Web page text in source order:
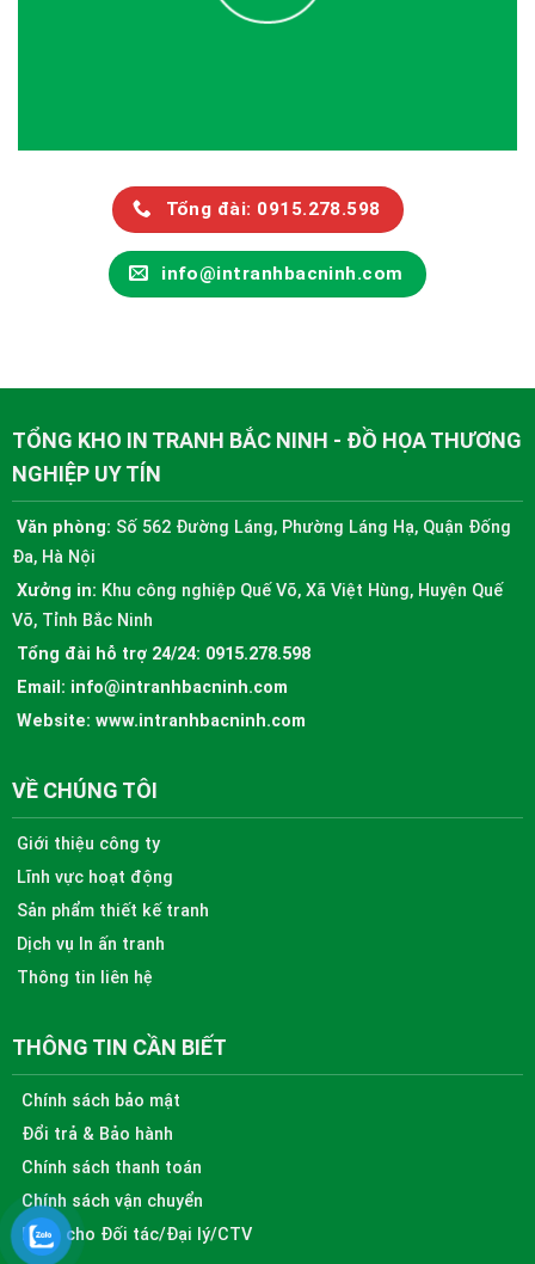
Tổng đài: 0915.278.598
info@intranhbacninh.com
TỔNG KHO IN TRANH BẮC NINH - ĐỒ HỌA THƯƠNG
NGHIỆP UY TÍN
Văn phòng: Số 562 Đường Láng, Phường Láng Hạ, Quận Đống
Đa, Hà Nội
Xưởng in: Khu công nghiệp Quế Võ, Xã Việt Hùng, Huyện Quế
Võ, Tỉnh Bắc Ninh
Tổng đài hỗ trợ 24/24: 0915.278.598
Email: info@intranhbacninh.com
Website: www.intranhbacninh.com
VỀ CHÚNG TÔI
Giới thiệu công ty
Lĩnh vực hoạt động
Sản phẩm thiết kế tranh
Dịch vụ In ấn tranh
Thông tin liên hệ
THÔNG TIN CẦN BIẾT
Chính sách bảo mật
Đổi trả & Bảo hành
Chính sách thanh toán
Chính sách vận chuyển
Dành cho Đối tác/Đại lý/CTV